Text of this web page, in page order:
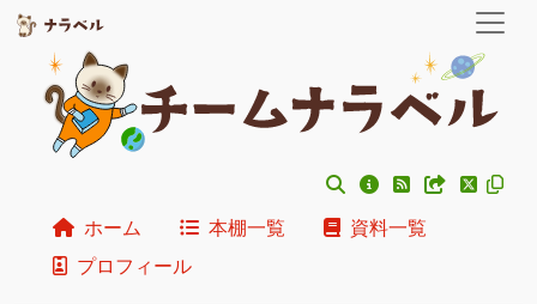
ホーム 本棚一覧
資料一覧
プロフィール